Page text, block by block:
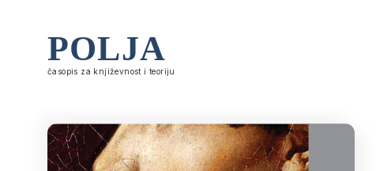
POLJA
časopis za književnost i teoriju